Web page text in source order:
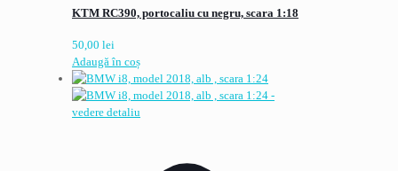
KTM RC390, portocaliu cu negru, scara 1:18
50,00 lei
Adaugă în coș